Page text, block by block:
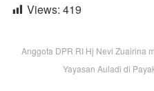
Views: 419
Anggota DPR RI Hj Nevi Zuairina
Yayasan Auladi di